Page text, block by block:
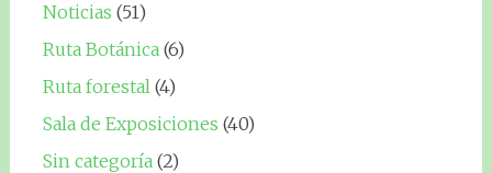
Noticias (51)
Ruta Botánica(6)
Ruta forestal(4)
Sala de Exposiciones (40)
Sin categoría(2)